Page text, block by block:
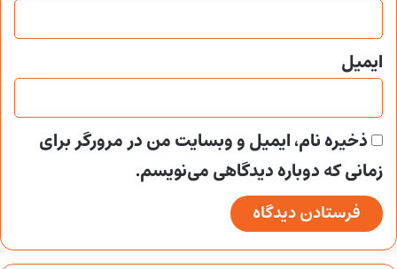
ایمیل
ذخیره نام، ایمیل و وبسایت من در مرورگر برای
زمانی که دوباره دیدگاهی می‌نویسم.